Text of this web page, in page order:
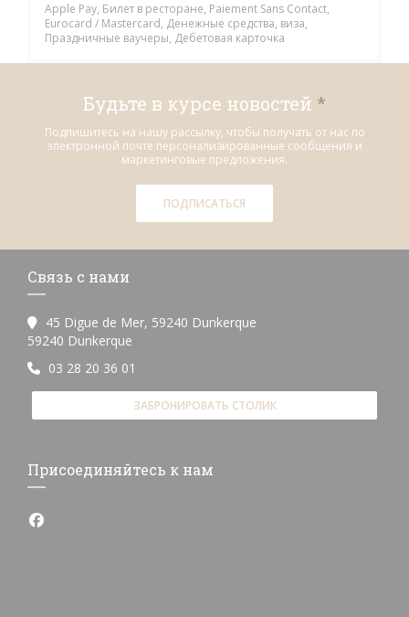
Apple Pay, Билет в ресторане, Paiement Sans Contact,
Eurocard / Mastercard, Денежные средства, виза,
Праздничные ваучеры, Дебетовая карточка
Будьте в курсе новостей *
Подпишитесь на нашу рассылку, чтобы получать от нас по
электронной почте персонализированные сообщения и
маркетинговые предложения.
ПОДПИСАТЬСЯ
Связь с нами
45 Digue de Mer, 59240 Dunkerque
59240 Dunkerque
03 28 20 36 01
ЗАБРОНИРОВАТЬ СТОЛИК
Присоединяйтесь к нам
Facebook ((открывается в новом окне))